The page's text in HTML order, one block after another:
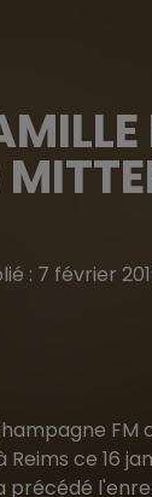
: 7 février
FM
ce 16
précédé